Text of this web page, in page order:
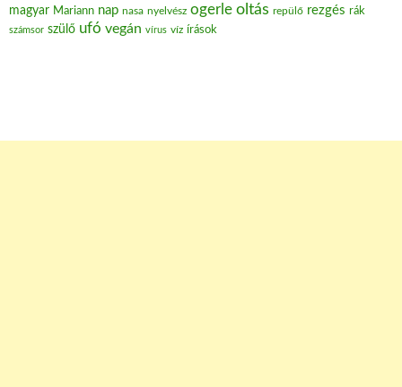
magyar Mariann nap nasa nyelvész ogerle oltás repülő rezgés rák
számsor szülő ufó vegán vírus víz írások